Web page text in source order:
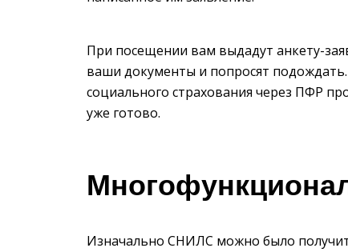
При посещении вам выдадут анкету-
ваши документы и попросят
социального страхования через ПФР
уже готово.
Изначально СНИЛС можно было